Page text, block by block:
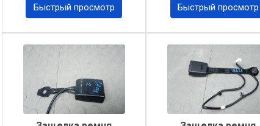
Быстрый просмотр Быстрый просмотр